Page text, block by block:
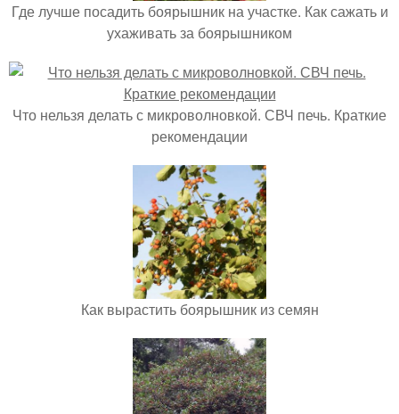
Где лучше посадить боярышник на участке. Как сажать и
ухаживать за боярышником
Что нельзя делать с микроволновкой. СВЧ печь. Краткие
рекомендации
Как вырастить боярышник из семян